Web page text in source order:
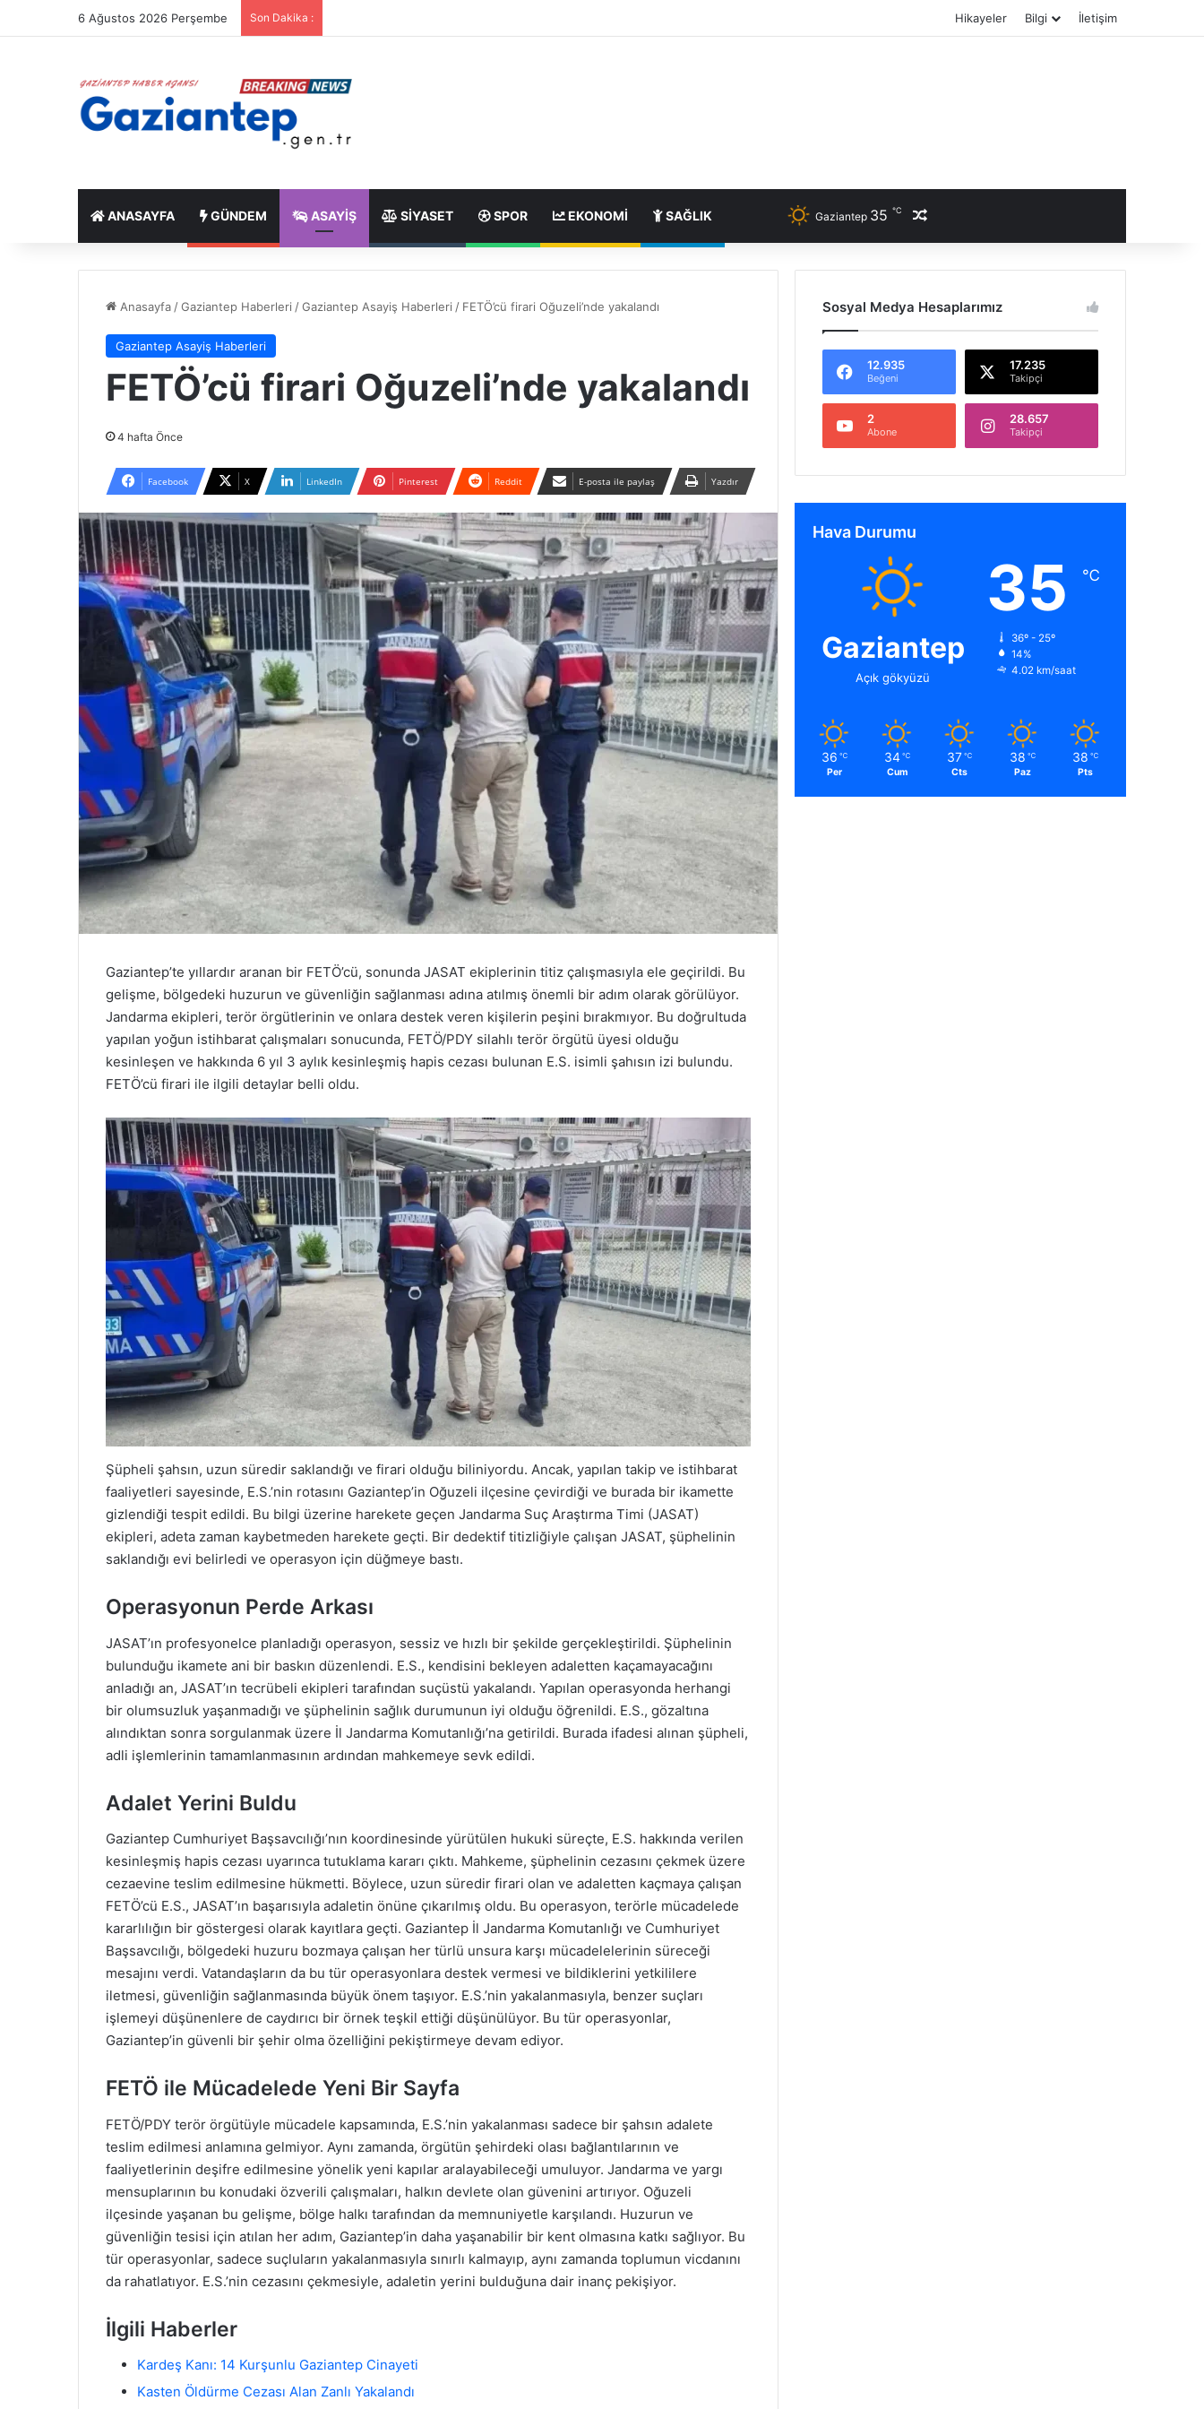
6 Ağustos 2026 Perşembe Son Dakika : Hikayeler Bilgi İletişim
ANASAYFA GÜNDEM ASAYIŞ SIYASET SPOR EKONOMI SAĞLIK Gaziantep 35 ℃
Anasayfa /Gaziantep Haberleri /Gaziantep Asayiş Haberleri / FETÖ’cü firari Oğuzeli’nde yakalandı
Gaziantep Asayiş Haberleri
FETÖ’cü firari Oğuzeli’nde yakalandı
4 hafta Önce
Facebook X LinkedIn Pinterest Reddit E-posta ile paylaş Yazdır
Gaziantep’te yıllardır aranan bir FETÖ’cü, sonunda JASAT ekiplerinin titiz çalışmasıyla ele geçirildi. Bu
gelişme, bölgedeki huzurun ve güvenliğin sağlanması adına atılmış önemli bir adım olarak görülüyor.
Jandarma ekipleri, terör örgütlerinin ve onlara destek veren kişilerin peşini bırakmıyor. Bu doğrultuda
yapılan yoğun istihbarat çalışmaları sonucunda, FETÖ/PDY silahlı terör örgütü üyesi olduğu
kesinleşen ve hakkında 6 yıl 3 aylık kesinleşmiş hapis cezası bulunan E.S. isimli şahısın izi bulundu.
FETÖ’cü firari ile ilgili detaylar belli oldu.
Şüpheli şahsın, uzun süredir saklandığı ve firari olduğu biliniyordu. Ancak, yapılan takip ve istihbarat
faaliyetleri sayesinde, E.S.’nin rotasını Gaziantep’in Oğuzeli ilçesine çevirdiği ve burada bir ikamette
gizlendiği tespit edildi. Bu bilgi üzerine harekete geçen Jandarma Suç Araştırma Timi (JASAT)
ekipleri, adeta zaman kaybetmeden harekete geçti. Bir dedektif titizliğiyle çalışan JASAT, şüphelinin
saklandığı evi belirledi ve operasyon için düğmeye bastı.
Operasyonun Perde Arkası
JASAT’ın profesyonelce planladığı operasyon, sessiz ve hızlı bir şekilde gerçekleştirildi. Şüphelinin
bulunduğu ikamete ani bir baskın düzenlendi. E.S., kendisini bekleyen adaletten kaçamayacağını
anladığı an, JASAT’ın tecrübeli ekipleri tarafından suçüstü yakalandı. Yapılan operasyonda herhangi
bir olumsuzluk yaşanmadığı ve şüphelinin sağlık durumunun iyi olduğu öğrenildi. E.S., gözaltına
alındıktan sonra sorgulanmak üzere İl Jandarma Komutanlığı’na getirildi. Burada ifadesi alınan şüpheli,
adli işlemlerinin tamamlanmasının ardından mahkemeye sevk edildi.
Adalet Yerini Buldu
Gaziantep Cumhuriyet Başsavcılığı’nın koordinesinde yürütülen hukuki süreçte, E.S. hakkında verilen
kesinleşmiş hapis cezası uyarınca tutuklama kararı çıktı. Mahkeme, şüphelinin cezasını çekmek üzere
cezaevine teslim edilmesine hükmetti. Böylece, uzun süredir firari olan ve adaletten kaçmaya çalışan
FETÖ’cü E.S., JASAT’ın başarısıyla adaletin önüne çıkarılmış oldu. Bu operasyon, terörle mücadelede
kararlılığın bir göstergesi olarak kayıtlara geçti. Gaziantep İl Jandarma Komutanlığı ve Cumhuriyet
Başsavcılığı, bölgedeki huzuru bozmaya çalışan her türlü unsura karşı mücadelelerinin süreceği
mesajını verdi. Vatandaşların da bu tür operasyonlara destek vermesi ve bildiklerini yetkililere
iletmesi, güvenliğin sağlanmasında büyük önem taşıyor. E.S.’nin yakalanmasıyla, benzer suçları
işlemeyi düşünenlere de caydırıcı bir örnek teşkil ettiği düşünülüyor. Bu tür operasyonlar,
Gaziantep’in güvenli bir şehir olma özelliğini pekiştirmeye devam ediyor.
FETÖ ile Mücadelede Yeni Bir Sayfa
FETÖ/PDY terör örgütüyle mücadele kapsamında, E.S.’nin yakalanması sadece bir şahsın adalete
teslim edilmesi anlamına gelmiyor. Aynı zamanda, örgütün şehirdeki olası bağlantılarının ve
faaliyetlerinin deşifre edilmesine yönelik yeni kapılar aralayabileceği umuluyor. Jandarma ve yargı
mensuplarının bu konudaki özverili çalışmaları, halkın devlete olan güvenini artırıyor. Oğuzeli
ilçesinde yaşanan bu gelişme, bölge halkı tarafından da memnuniyetle karşılandı. Huzurun ve
güvenliğin tesisi için atılan her adım, Gaziantep’in daha yaşanabilir bir kent olmasına katkı sağlıyor. Bu
tür operasyonlar, sadece suçluların yakalanmasıyla sınırlı kalmayıp, aynı zamanda toplumun vicdanını
da rahatlatıyor. E.S.’nin cezasını çekmesiyle, adaletin yerini bulduğuna dair inanç pekişiyor.
İlgili Haberler
Kardeş Kanı: 14 Kurşunlu Gaziantep Cinayeti
Kasten Öldürme Cezası Alan Zanlı Yakalandı
Sosyal Medya Hesaplarımız
12.935
Beğeni
17.235
Takipçi
2
Abone
28.657
Takipçi
Hava Durumu
Gaziantep
Açık gökyüzü
35 ℃
36º - 25º
14%
4.02 km/saat
36 ℃
Per
34 ℃
Cum
37 ℃
Cts
38 ℃
Paz
38 ℃
Pts